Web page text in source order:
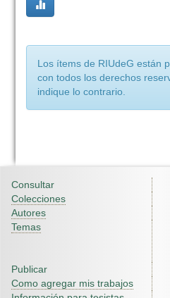
Los ítems de RIUdeG están
con todos los derechos
indique lo contrario.
Consultar
Colecciones
Autores
Temas
Publicar
Como agregar mis trabajos